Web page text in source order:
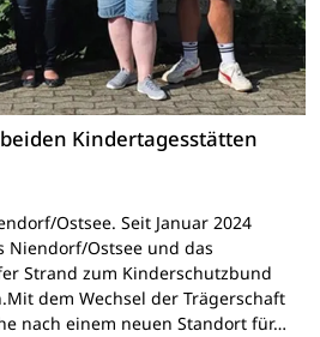
Kindertagesstätten
Ostsee. Seit Januar 2024
Niendorf/Ostsee und das
Strand zum Kinderschutzbund
dem Wechsel der Trägerschaft
nach einem neuen Standort für…